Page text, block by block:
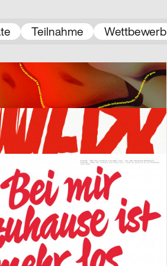
Teilnahme Wettbewerb
Annina
2023
2023
CH
2023
Biel, Eröffnungskampagne 2023
Bernklau, Kuhn Johannes CH
2023
Festival